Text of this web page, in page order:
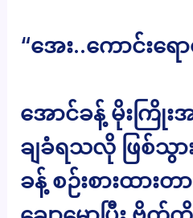
“အေး..ကောင်းရေ
အောင်ခန့် မိုးကြို
ချခံရသလို ဖြစ်သွ
ခန့် စဉ်းစားထား